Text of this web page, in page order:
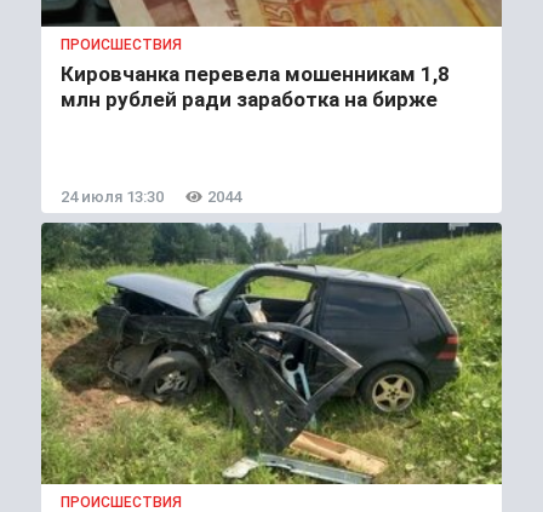
ПРОИСШЕСТВИЯ
Кировчанка перевела мошенникам 1,8
млн рублей ради заработка на бирже
24 июля 13:30 2044
ПРОИСШЕСТВИЯ